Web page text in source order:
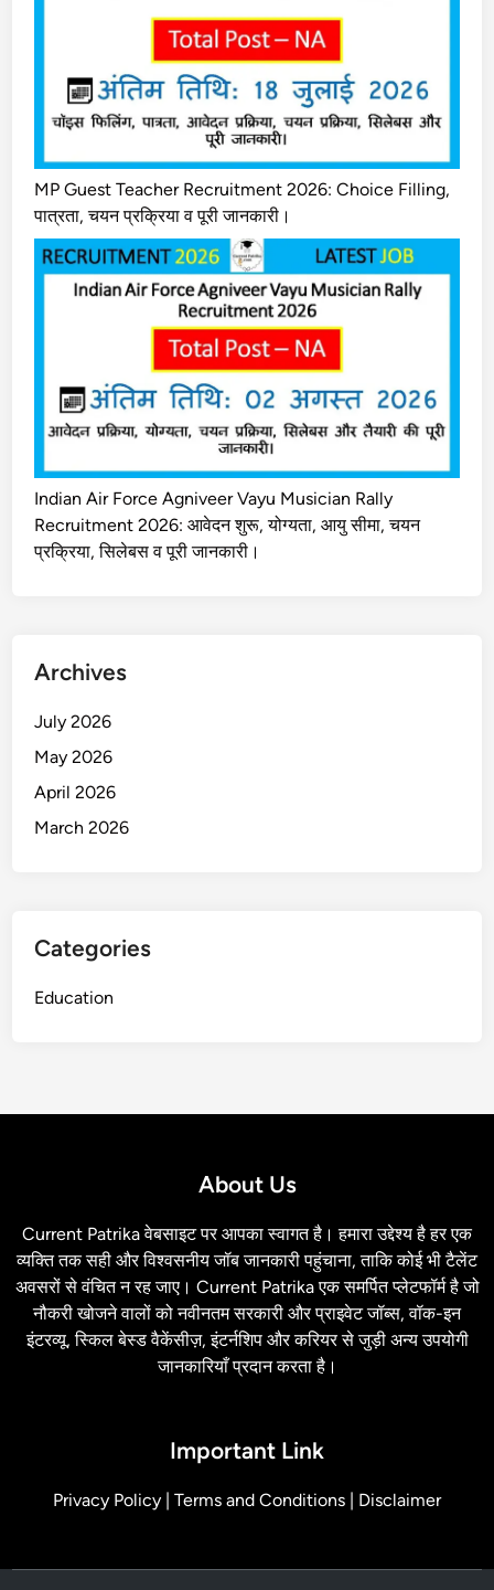
MP Guest Teacher Recruitment 2026: Choice Filling,
पात्रता, चयन प्रक्रिया व पूरी जानकारी।
Indian Air Force Agniveer Vayu Musician Rally
Recruitment 2026: आवेदन शुरू, योग्यता, आयु सीमा, चयन
प्रक्रिया, सिलेबस व पूरी जानकारी।
Archives
July 2026
May 2026
April 2026
March 2026
Categories
Education
About Us
Current Patrika वेबसाइट पर आपका स्‍वागत है। हमारा उद्देश्य है हर एक
व्यक्ति तक सही और विश्वसनीय जॉब जानकारी पहुंचाना, ताकि कोई भी टैलेंट
अवसरों से वंचित न रह जाए। Current Patrika एक समर्पित प्लेटफॉर्म है जो
नौकरी खोजने वालों को नवीनतम सरकारी और प्राइवेट जॉब्स, वॉक-इन
इंटरव्यू, स्किल बेस्ड वैकेंसीज़, इंटर्नशिप और करियर से जुड़ी अन्य उपयोगी
जानकारियाँ प्रदान करता है।
Important Link
Privacy Policy | Terms and Conditions | Disclaimer